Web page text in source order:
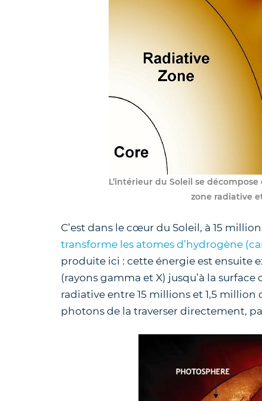
L’intérieur du Soleil se
zone radiative
C’est dans le cœur du Soleil, à 15
transforme les atomes d’hydrogène
produite ici : cette énergie est ensuite
(rayons gamma et X) jusqu’à la
radiative entre 15 millions et 1,5
photons de la traverser directement,